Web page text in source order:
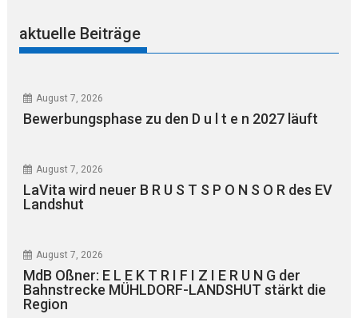
aktuelle Beiträge
August 7, 2026
Bewerbungsphase zu den D u l t e n 2027 läuft
August 7, 2026
LaVita wird neuer B R U S T S P O N S O R des EV
Landshut
August 7, 2026
MdB Oßner: E L E K T R I F I Z I E R U N G der
Bahnstrecke MÜHLDORF-LANDSHUT stärkt die
Region